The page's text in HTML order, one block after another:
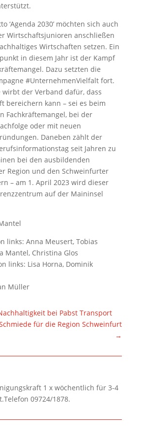
‘Agenda 2030’ möchten sich auch
Wirtschaftsjunioren anschließen
Wirtschaften setzen. Ein
in diesem Jahr ist der Kampf
Dazu setzten die
#UnternehmenVielfalt fort.
der Verband dafür, dass
bereichern kann – sei es beim
Fachkräftemangel, bei der
oder mit neuen
Daneben zählt der
seit Jahren zu
bei den ausbildenden
Region und den Schweinfurter
– am 1. April 2023 wird dieser
auf der Maininsel
links: Anna Meusert, Tobias
Mantel, Christina Glos
links: Lisa Horna, Dominik
Müller
bei Pabst Transport
für die Region Schweinfurt
→
1 x wöchentlich für 3-4
09724/1878.